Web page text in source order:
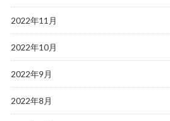
2022年11月
2022年10月
2022年9月
2022年8月